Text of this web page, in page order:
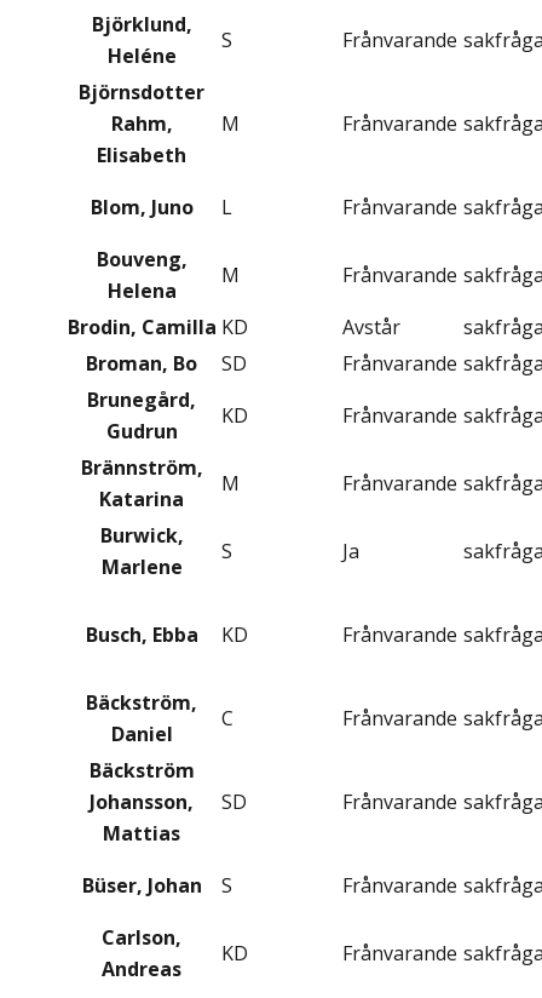
Björklund,
Heléne
S Frånvarande
Björnsdotter
Rahm,
Elisabeth
M Frånvarande
Blom, Juno L Frånvarande
Bouveng,
Helena
M Frånvarande
Brodin, Camilla KD Avstår
Broman, Bo
SD Frånvarande
Brunegård,
Gudrun
KD Frånvarande
Brännström,
Katarina
M Frånvarande
Burwick,
Marlene
S Ja
Busch, Ebba KD Frånvarande
Bäckström,
Daniel
C Frånvarande
Bäckström
Johansson,
Mattias
SD Frånvarande
Büser, Johan S Frånvarande
Carlson,
Andreas
KD Frånvarande